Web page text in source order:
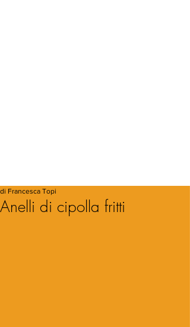
Anelli di cipolla fritti
di Francesca Topi